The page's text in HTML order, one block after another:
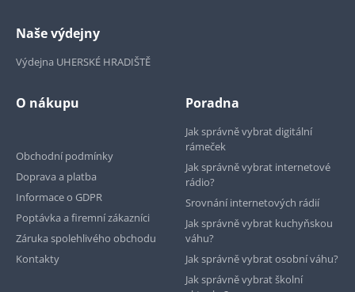
Naše výdejny
Výdejna UHERSKÉ HRADIŠTĚ
O nákupu
Obchodní podmínky
Doprava a platba
Informace o GDPR
Poptávka a firemní zákazníci
Záruka spolehlivého obchodu
Kontakty
Poradna
Jak správně vybrat digitální
rámeček
Jak správně vybrat internetové
rádio?
Srovnání internetových rádií
Jak správně vybrat kuchyňskou
váhu?
Jak správně vybrat osobní váhu?
Jak správně vybrat školní